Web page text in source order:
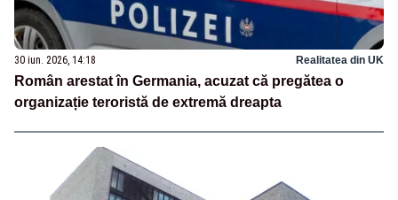
30 iun. 2026, 14:18 Realitatea din UK
Român arestat în Germania, acuzat că pregătea o
organizație teroristă de extremă dreapta